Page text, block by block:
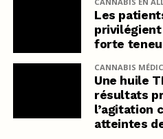
Les
privilégient
forte
CANNABIS
Une huile
résultats
l’agitation
atteintes